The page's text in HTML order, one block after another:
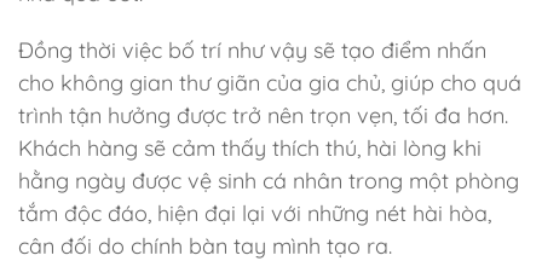
Đồng thời việc bố trí như vậy sẽ tạo điểm nhấn
cho không gian thư giãn của gia chủ, giúp cho quá
trình tận hưởng được trở nên trọn vẹn, tối đa hơn.
Khách hàng sẽ cảm thấy thích thú, hài lòng khi
hằng ngày được vệ sinh cá nhân trong một phòng
tắm độc đáo, hiện đại lại với những nét hài hòa,
cân đối do chính bàn tay mình tạo ra.